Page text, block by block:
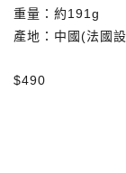
重量：約191g
產地：中國(法國
$490